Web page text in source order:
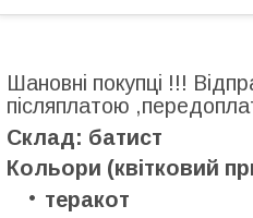
Шановні покупці !!!
післяплатою
Склад: батист
Кольори (квітковий
теракот